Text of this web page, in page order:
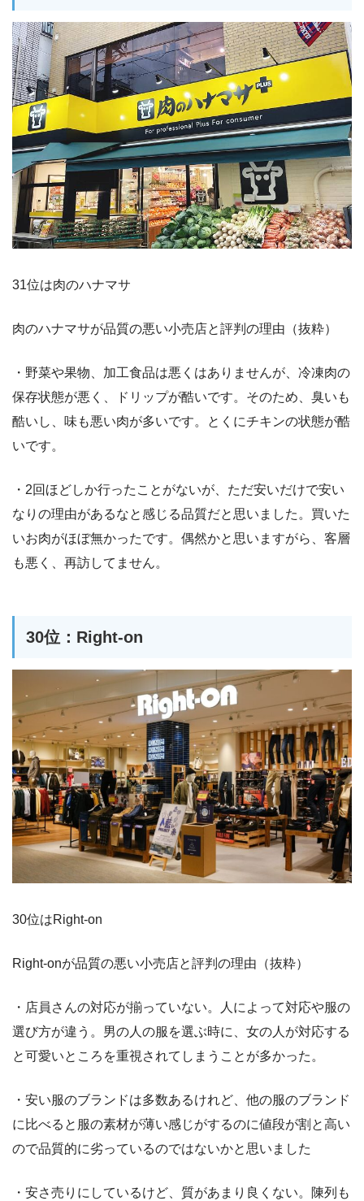
31位は肉のハナマサ
肉のハナマサが品質の悪い小売店と評判の理由（抜粋）
・野菜や果物、加工食品は悪くはありませんが、冷凍肉の
保存状態が悪く、ドリップが酷いです。そのため、臭いも
酷いし、味も悪い肉が多いです。とくにチキンの状態が酷
いです。
・2回ほどしか行ったことがないが、ただ安いだけで安い
なりの理由があるなと感じる品質だと思いました。買いた
いお肉がほぼ無かったです。偶然かと思いますがら、客層
も悪く、再訪してません。
30位：Right-on
30位はRight-on
Right-onが品質の悪い小売店と評判の理由（抜粋）
・店員さんの対応が揃っていない。人によって対応や服の
選び方が違う。男の人の服を選ぶ時に、女の人が対応する
と可愛いところを重視されてしまうことが多かった。
・安い服のブランドは多数あるけれど、他の服のブランド
に比べると服の素材が薄い感じがするのに値段が割と高い
ので品質的に劣っているのではないかと思いました
・安さ売りにしているけど、質があまり良くない。陳列も